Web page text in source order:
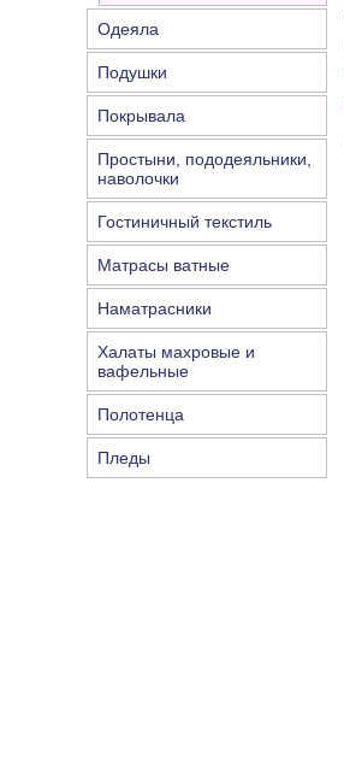
Одеяла
Подушки
Покрывала
Простыни, пододеяльники,
наволочки
Гостиничный текстиль
Матрасы ватные
Наматрасники
Халаты махровые и
вафельные
Полотенца
Пледы